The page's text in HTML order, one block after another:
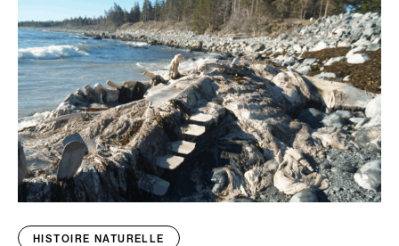
HISTOIRE NATURELLE